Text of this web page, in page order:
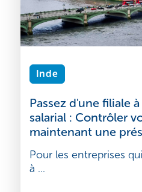
Inde
Passez d'une filiale
salarial : Contrôler
maintenant une
Pour les entreprises
à ...